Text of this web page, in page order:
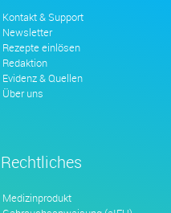
Kontakt & Support
Newsletter
Rezepte einlösen
Redaktion
Evidenz & Quellen
Über uns
Rechtliches
Medizinprodukt